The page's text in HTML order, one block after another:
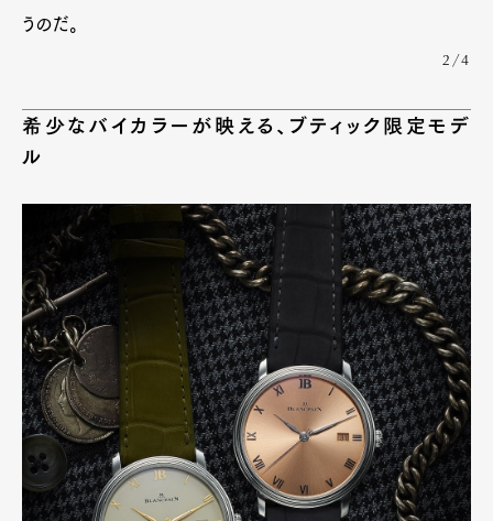
うのだ。
2/4
希少なバイカラーが映える、ブティック限定モデ
ル